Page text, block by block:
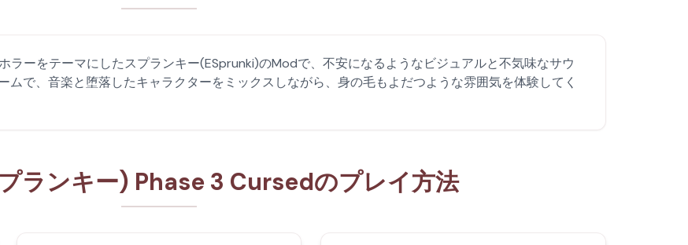
ラーをテーマにしたスプランキー(ESprunki)のModで、不安になるようなビジュアルと不気味なサウ
ムで、音楽と堕落したキャラクターをミックスしながら、身の毛もよだつような雰囲気を体験してく
ランキー) Phase 3 Cursedのプレイ方法